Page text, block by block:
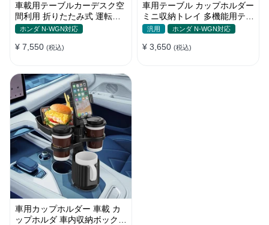
車載用テーブルカーデスク空
間利用 折りたたみ式 運転席
助手席 多機能 滑り止め 安定
ホンダ N-WGN対応
¥ 7,550 (税込)
車用テーブル カップホルダー
ミニ収納トレイ 多機能用テー
ブル 食事 物置き用 高品質
汎用 ホンダ N-WGN対応
¥ 3,650 (税込)
車用カップホルダー 車載 カ
ップホルダ 車内収納ボックス